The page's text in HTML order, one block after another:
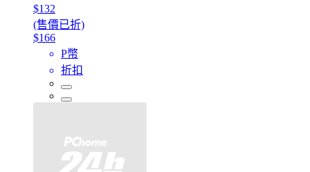
$132
(售價已折)
$166
P幣
折扣